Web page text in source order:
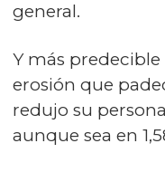
general.
Y más
erosión que
redujo su
aunque sea en